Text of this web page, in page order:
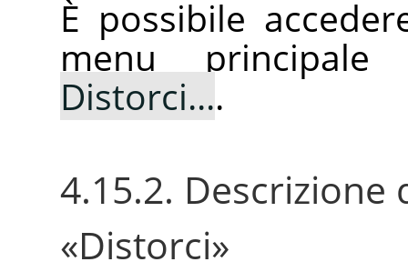
È possibile
menu
Distorci....
4.15.2.
«Distorci»